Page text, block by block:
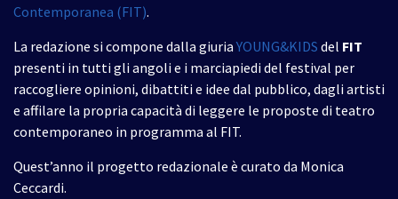
Contemporanea (FIT).
La redazione si compone dalla giuriaYOUNG&KIDS del FIT
presenti in tutti gli angoli e i marciapiedi del festival per
raccogliere opinioni, dibattiti e idee dal pubblico, dagli artisti
e affilare la propria capacità di leggere le proposte di teatro
contemporaneo in programma al FIT.
Quest’anno il progetto redazionale è curato da Monica
Ceccardi.